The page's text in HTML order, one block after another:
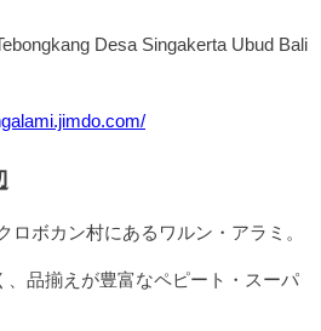
Desa Singakerta Ubud Bali
ロボカン村にあるワルン・アラミ。
、品揃えが豊富なペピート・スーパ